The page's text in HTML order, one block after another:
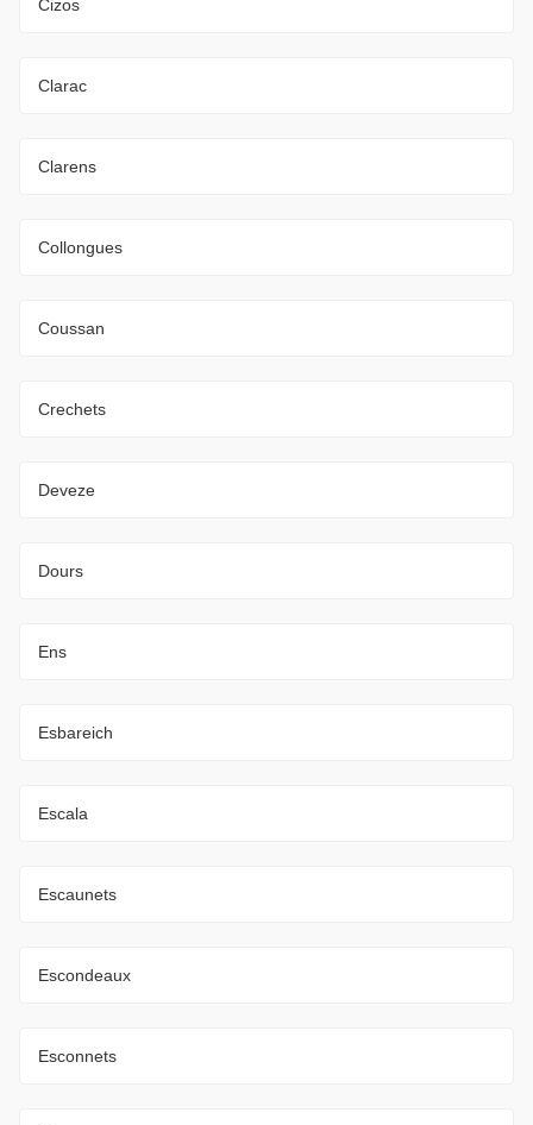
Cizos
Clarac
Clarens
Collongues
Coussan
Crechets
Deveze
Dours
Ens
Esbareich
Escala
Escaunets
Escondeaux
Esconnets